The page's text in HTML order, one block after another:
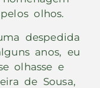
olhos.
despedida
anos, eu
olhasse e
de Sousa,